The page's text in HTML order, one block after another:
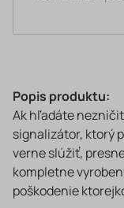
Popis produktu:
Ak hľadáte
signalizátor, ktorý
verne slúžiť,
kompletne
poškodenie